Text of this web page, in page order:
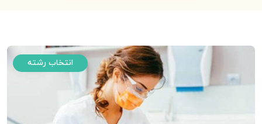
انتخاب رشته